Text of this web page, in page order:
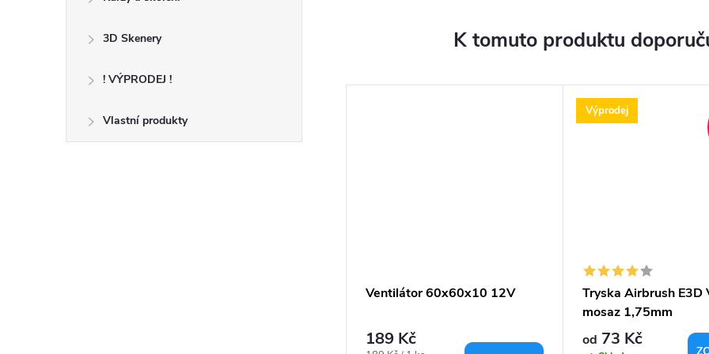
3D Skenery
! VÝPRODEJ !
Vlastní produkty
K tomuto produktu
11 Kč
Ventilátor 60x60x10 12V
189 Kč
Výprodej
Tryska Airbrush E3D
mosaz 1,75mm
od 73 Kč